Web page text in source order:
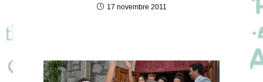
17 novembre 2011